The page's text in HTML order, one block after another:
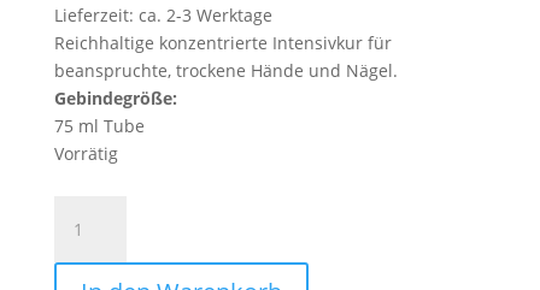
Lieferzeit: ca. 2-3 Werktage
Reichhaltige konzentrierte Intensivkur für
beanspruchte, trockene Hände und Nägel.
Gebindegröße:
75 ml Tube
Vorrätig
Creme
Nacht